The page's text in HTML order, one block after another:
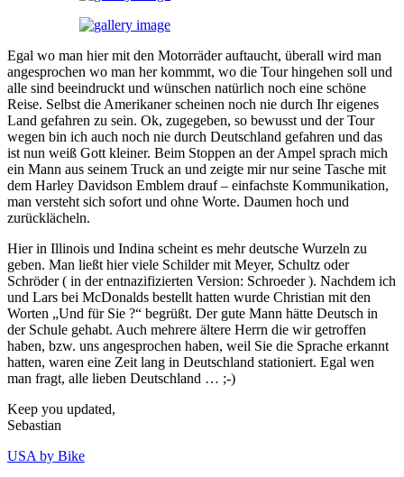
Egal wo man hier mit den Motorräder auftaucht, überall wird man
angesprochen wo man her kommmt, wo die Tour hingehen soll und
alle sind beeindruckt und wünschen natürlich noch eine schöne
Reise. Selbst die Amerikaner scheinen noch nie durch Ihr eigenes
Land gefahren zu sein. Ok, zugegeben, so bewusst und der Tour
wegen bin ich auch noch nie durch Deutschland gefahren und das
ist nun weiß Gott kleiner. Beim Stoppen an der Ampel sprach mich
ein Mann aus seinem Truck an und zeigte mir nur seine Tasche mit
dem Harley Davidson Emblem drauf – einfachste Kommunikation,
man versteht sich sofort und ohne Worte. Daumen hoch und
zurücklächeln.
Hier in Illinois und Indina scheint es mehr deutsche Wurzeln zu
geben. Man ließt hier viele Schilder mit Meyer, Schultz oder
Schröder ( in der entnazifizierten Version: Schroeder ). Nachdem ich
und Lars bei McDonalds bestellt hatten wurde Christian mit den
Worten „Und für Sie ?“ begrüßt. Der gute Mann hätte Deutsch in
der Schule gehabt. Auch mehrere ältere Herrn die wir getroffen
haben, bzw. uns angesprochen haben, weil Sie die Sprache erkannt
hatten, waren eine Zeit lang in Deutschland stationiert. Egal wen
man fragt, alle lieben Deutschland … ;-)
Keep you updated,
Sebastian
USA by Bike